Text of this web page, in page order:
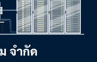
จำกัด